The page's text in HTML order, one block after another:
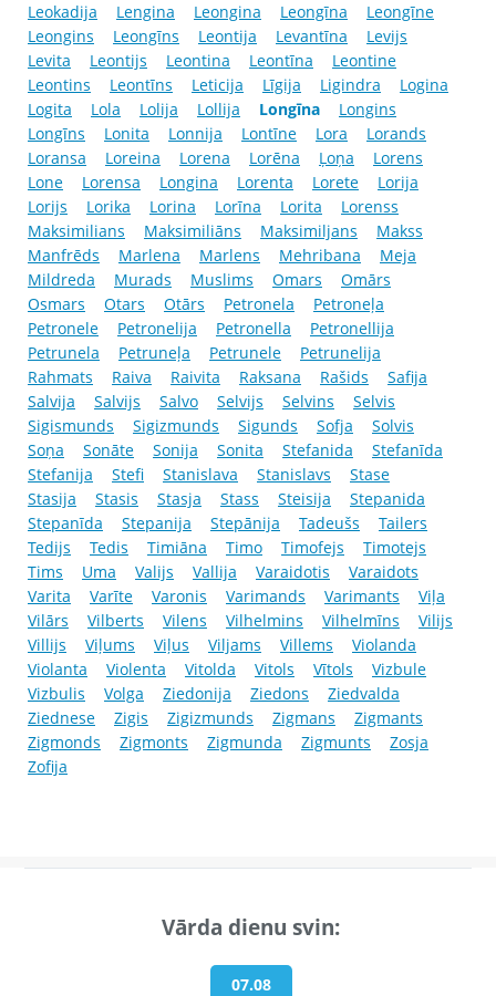
Leokadija
Lengina Leongina Leongīna
Leongīne
Leongins
Leongīns Leontija Levantīna
Levijs
Levita
Leontijs Leontina Leontīna
Leontine
Leontins
Leontīns Leticija Līgija Ligindra
Logina
Logita
Lola Lolija Lollija Longīna
Longins
Longīns
Lonita Lonnija Lontīne Lora
Lorands
Loransa
Loreina Lorena Lorēna Ļoņa
Lorens
Lone
Lorensa Longina Lorenta Lorete
Lorija
Lorijs
Lorika Lorina Lorīna Lorita
Lorenss
Maksimilians
Maksimiliāns Maksimiljans
Makss
Manfrēds
Marlena Marlens Mehribana
Meja
Mildreda
Murads Muslims Omars
Omārs
Osmars
Otars Otārs Petronela
Petroneļa
Petronele
Petronelija Petronella
Petronellija
Petrunela
Petruneļa Petrunele
Petrunelija
Rahmats
Raiva Raivita Raksana Rašids
Safija
Salvija
Salvijs Salvo Selvijs Selvins
Selvis
Sigismunds
Sigizmunds Sigunds Sofja
Solvis
Soņa
Sonāte Sonija Sonita Stefanida
Stefanīda
Stefanija
Stefi Stanislava Stanislavs
Stase
Stasija
Stasis Stasja Stass Steisija
Stepanida
Stepanīda
Stepanija Stepānija Tadeušs
Tailers
Tedijs
Tedis Timiāna Timo Timofejs
Timotejs
Tims
Uma Valijs Vallija Varaidotis
Varaidots
Varita
Varīte Varonis Varimands Varimants
Viļa
Vilārs
Vilberts Vilens Vilhelmins Vilhelmīns
Vilijs
Villijs
Viļums Viļus Viljams Villems
Violanda
Violanta
Violenta Vitolda Vitols Vītols
Vizbule
Vizbulis
Volga Ziedonija Ziedons
Ziedvalda
Ziednese
Zigis Zigizmunds Zigmans
Zigmants
Zigmonds
Zigmonts Zigmunda Zigmunts
Zosja
Zofija
Vārda dienu svin:
07.08